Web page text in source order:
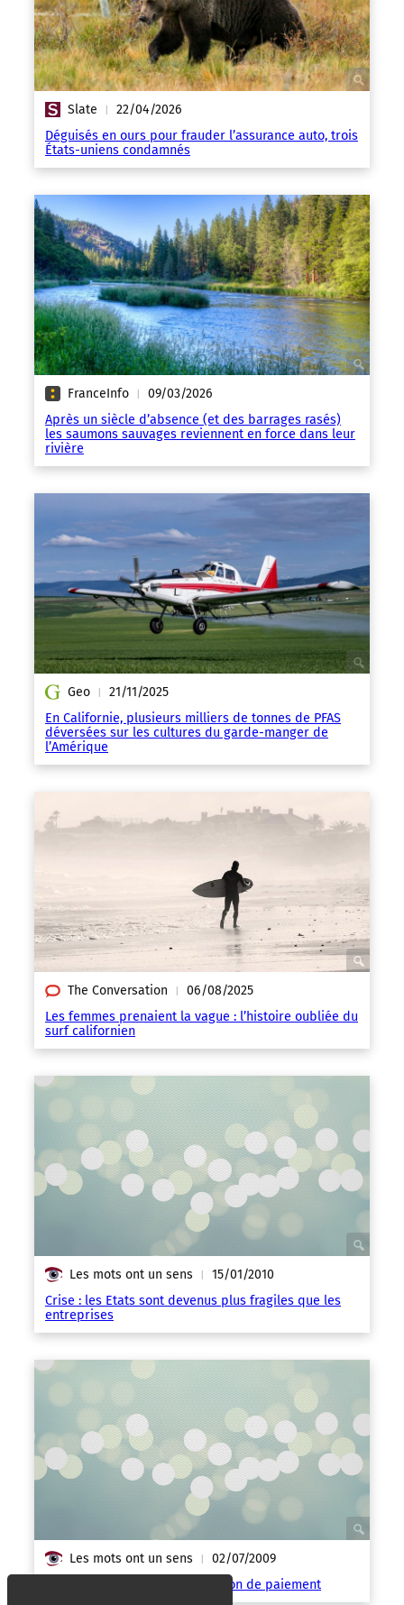
Slate | 22/04/2026
Déguisés en ours pour frauder l’assurance auto, trois
États-uniens condamnés
FranceInfo | 09/03/2026
Après un siècle d’absence (et des barrages rasés)
les saumons sauvages reviennent en force dans leur
rivière
Geo | 21/11/2025
En Californie, plusieurs milliers de tonnes de PFAS
déversées sur les cultures du garde-manger de
l’Amérique
The Conversation | 06/08/2025
Les femmes prenaient la vague : l’histoire oubliée du
surf californien
Les mots ont un sens | 15/01/2010
Crise : les Etats sont devenus plus fragiles que les
entreprises
Les mots ont un sens | 02/07/2009
La Californie en état de cessation de paiement